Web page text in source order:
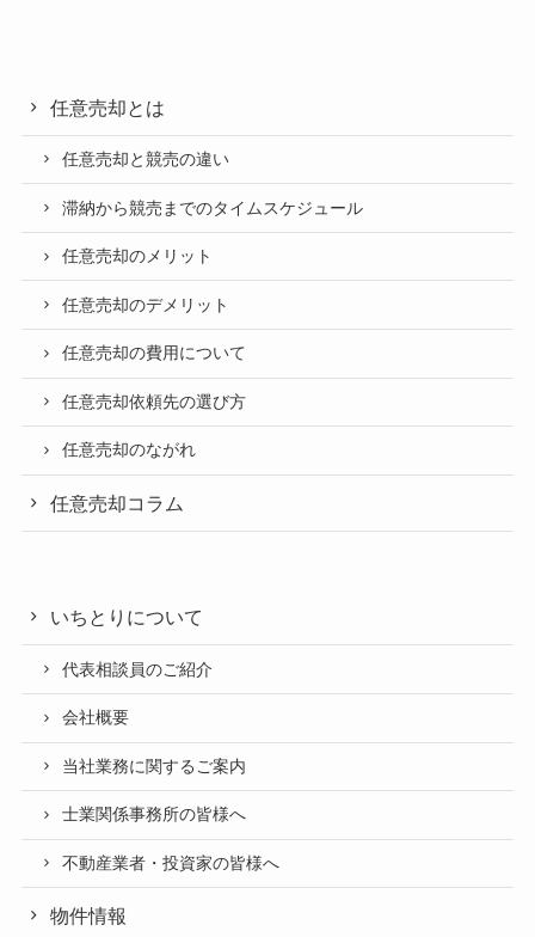
任意売却とは
任意売却と競売の違い
滞納から競売までのタイムスケジュール
任意売却のメリット
任意売却のデメリット
任意売却の費用について
任意売却依頼先の選び方
任意売却のながれ
任意売却コラム
いちとりについて
代表相談員のご紹介
会社概要
当社業務に関するご案内
士業関係事務所の皆様へ
不動産業者・投資家の皆様へ
物件情報